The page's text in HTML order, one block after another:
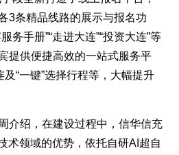
3条精品线路的展示与报名功
务手册”“走进大连”“投资大连”等
提供便捷高效的一站式服务平
及“一键”选择行程等，大幅提升
介绍，在建设过程中，信华信充
术领域的优势，依托自研AI超自